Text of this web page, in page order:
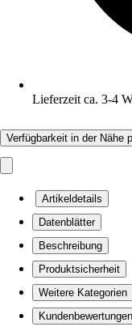
Lieferzeit ca. 3-4
Verfügbarkeit in der Nähe
Artikeldetails
Datenblätter
Beschreibung
Produktsicherheit
Weitere Kategorien
Kundenbewertungen